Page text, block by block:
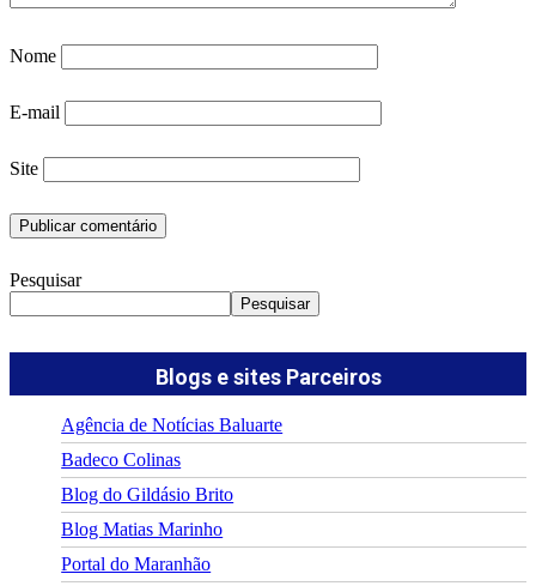
Nome
E-mail
Site
Pesquisar
Pesquisar
Blogs e sites Parceiros
Agência de Notícias Baluarte
Badeco Colinas
Blog do Gildásio Brito
Blog Matias Marinho
Portal do Maranhão